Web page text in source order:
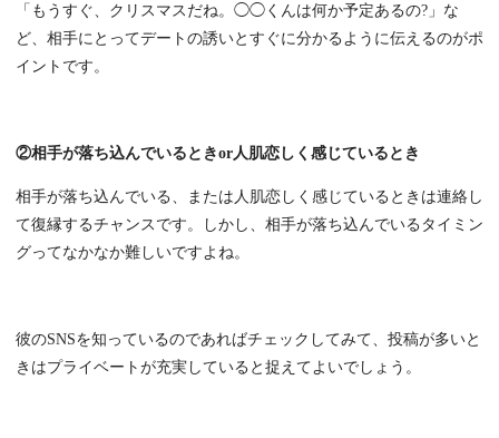
「もうすぐ、クリスマスだね。◯◯くんは何か予定あるの?」な
ど、相手にとってデートの誘いとすぐに分かるように伝えるのがポ
イントです。
②相手が落ち込んでいるときor人肌恋しく感じているとき
相手が落ち込んでいる、または人肌恋しく感じているときは連絡し
て復縁するチャンスです。しかし、相手が落ち込んでいるタイミン
グってなかなか難しいですよね。
彼のSNSを知っているのであればチェックしてみて、投稿が多いと
きはプライベートが充実していると捉えてよいでしょう。